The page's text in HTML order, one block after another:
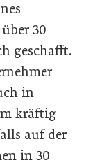
30
geschafft.
in
kräftig
auf der
in 30